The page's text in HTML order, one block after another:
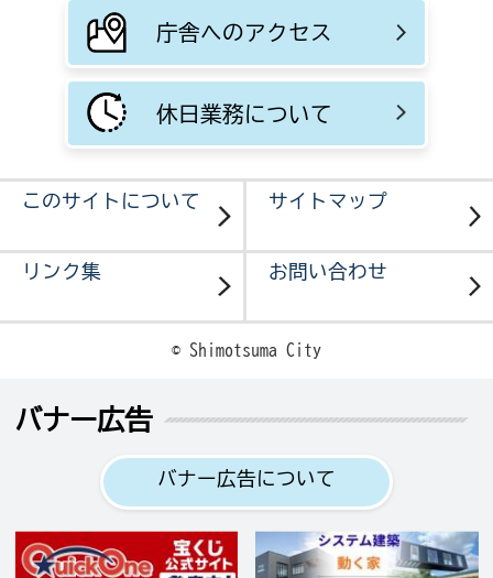
庁舎へのアクセス
休日業務について
このサイトについて サイトマップ
リンク集 お問い合わせ
© Shimotsuma City
バナー広告
バナー広告について